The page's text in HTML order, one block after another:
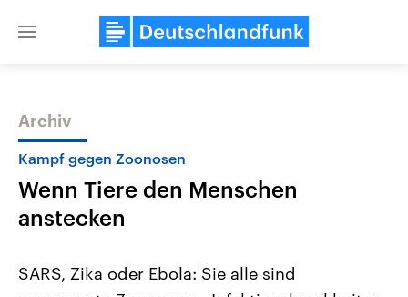
Close
Themen
Archiv
Kampf gegen Zoonosen
Wenn Tiere den Menschen
anstecken
SARS, Zika oder Ebola: Sie alle sind